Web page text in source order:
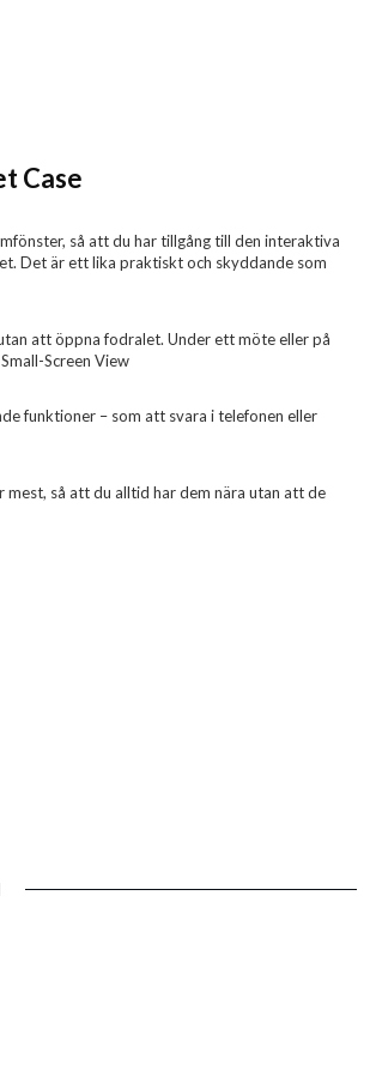
Case
så att du har tillgång till den interaktiva
Det är ett lika praktiskt och skyddande som
att öppna fodralet. Under ett möte eller på
Screen View
funktioner – som att svara i telefonen eller
så att du alltid har dem nära utan att de